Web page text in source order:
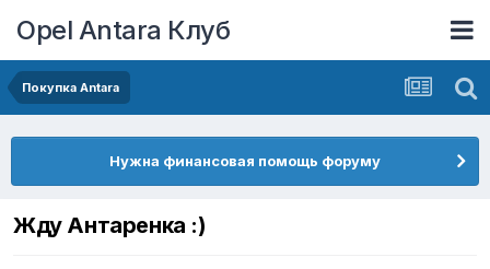
Opel Antara Клуб
Покупка Antara
Нужна финансовая помощь форуму
Жду Антаренка :)